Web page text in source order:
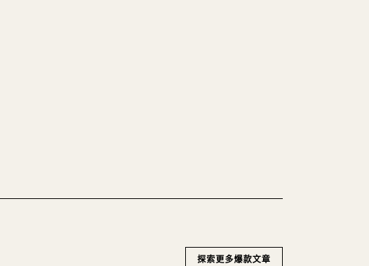
探索更多爆款文章